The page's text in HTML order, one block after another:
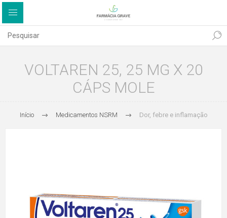
VOLTAREN 25, 25 MG X 20
CÁPS MOLE
Início Medicamentos NSRM Dor, febre e inflamação